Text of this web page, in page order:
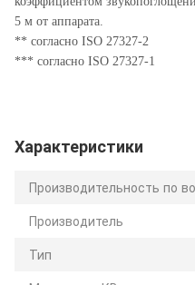
5 м от аппарата.
** согласно ISO 27327-2
*** согласно ISO 27327-1
Характеристики
Производительность по
Производитель
Тип